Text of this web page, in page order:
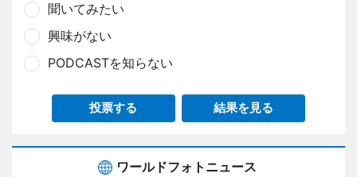
聞いてみたい
興味がない
PODCASTを知らない
投票する 結果を見る
ワールドフォトニュース